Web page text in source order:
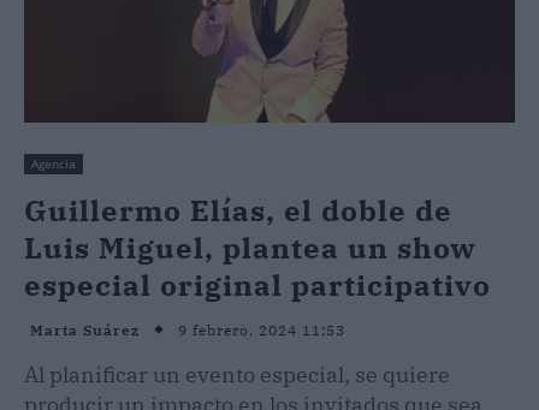
Agencia
Guillermo Elías, el doble de
Luis Miguel, plantea un show
especial original participativo
Marta Suárez 9 febrero, 2024 11:53
Al planificar un evento especial, se quiere
producir un impacto en los invitados que sea